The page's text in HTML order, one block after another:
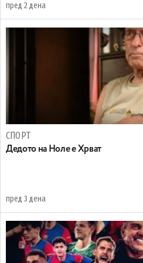
пред 2 дена
СПОРТ
Дедото на Ноле е Хрват
пред 3 дена